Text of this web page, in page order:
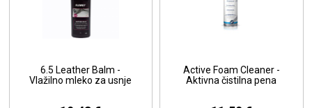
6.5 Leather Balm -
Vlažilno mleko za usnje
Active Foam Cleaner -
Aktivna čistilna pena